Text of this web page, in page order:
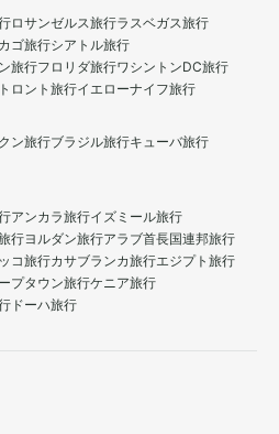
ロサンゼルス旅行ラスベガス旅行
ゴ旅行シアトル旅行
旅行フロリダ旅行ワシントンDC旅行
トロント旅行イエローナイフ旅行
ン旅行ブラジル旅行キューバ旅行
アンカラ旅行イズミール旅行
行ヨルダン旅行アラブ首長国連邦旅行
コ旅行カサブランカ旅行エジプト旅行
プタウン旅行ケニア旅行
ドーハ旅行